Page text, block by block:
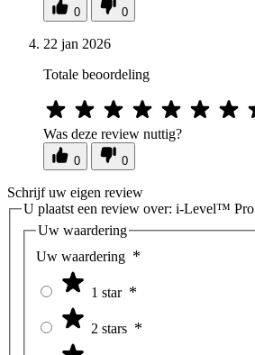
0 0
22 jan 2026
Totale beoordeling
Was deze review nuttig?
0 0
Schrijf uw eigen review
U plaatst een review over: i-Level™ Pro
Uw waardering
Uw waardering
1 star
2 stars